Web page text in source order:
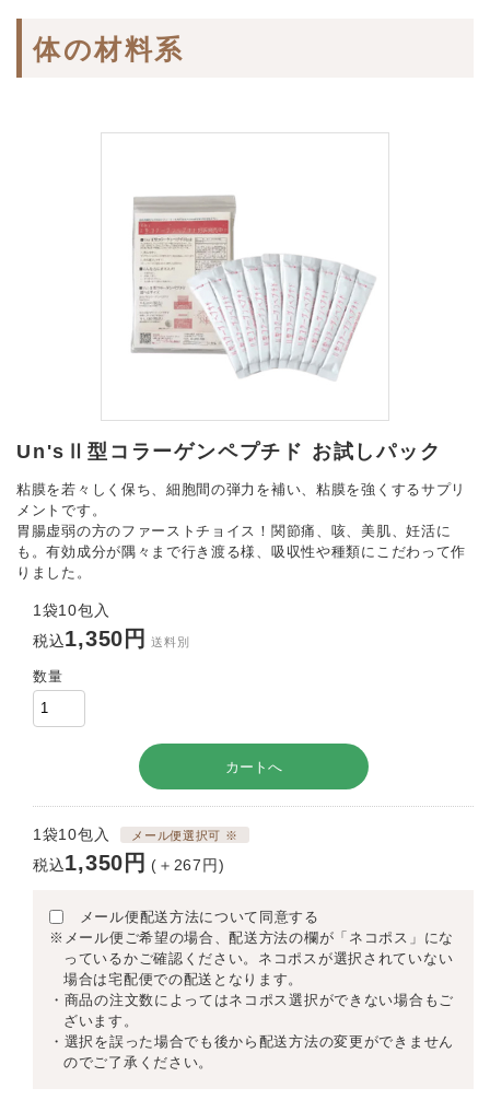
体の材料系
Un'sⅡ型コラーゲンペプチド お試しパック
粘膜を若々しく保ち、細胞間の弾力を補い、粘膜を強くするサプリ
メントです。
胃腸虚弱の方のファーストチョイス！関節痛、咳、美肌、妊活に
も。有効成分が隅々まで行き渡る様、吸収性や種類にこだわって作
りました。
1袋10包入
税込1,350円 送料別
数量
1袋10包入 メール便選択可 ※
税込1,350円 (＋267円)
メール便配送方法について同意する
※メール便ご希望の場合、配送方法の欄が「ネコポス」にな
っているかご確認ください。ネコポスが選択されていない
場合は宅配便での配送となります。
・商品の注文数によってはネコポス選択ができない場合もご
ざいます。
・選択を誤った場合でも後から配送方法の変更ができません
のでご了承ください。